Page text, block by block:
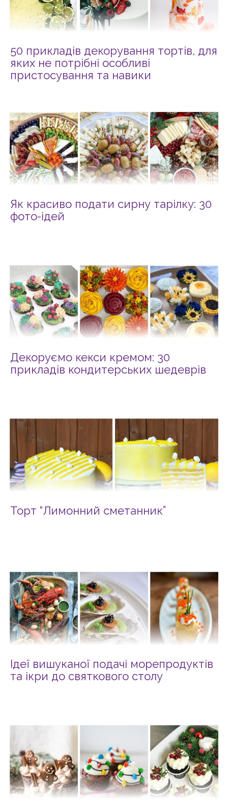
50 прикладів декорування тортів, для
яких не потрібні особливі
пристосування та навики
Як красиво подати сирну тарілку: 30
фото-ідей
Декоруємо кекси кремом: 30
прикладів кондитерських шедеврів
Торт “Лимонний сметанник”
Ідеї вишуканої подачі морепродуктів
та ікри до святкового столу